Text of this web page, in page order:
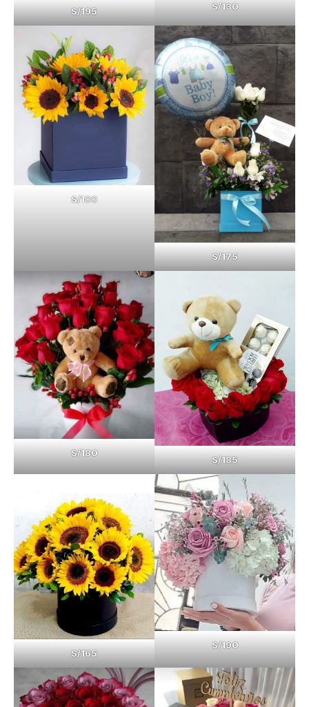
S/195 S/130
S/100
S/175
S/180
S/185
S/165
S/190